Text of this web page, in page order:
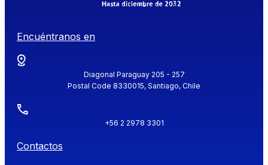
Encuéntranos en
Diagonal Paraguay 205 - 257
Postal Code 8330015, Santiago, Chile
+56 2 2978 3301
Contactos